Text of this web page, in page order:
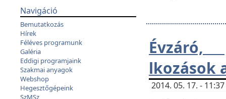
Navigáció
Bemutatkozás
Hírek
Féléves programunk
Galéria
Eddigi programjaink
Szakmai anyagok
Webshop
Hegesztőgépeink
SzMSz
Évzáró,
lkozások
2014. 05. 17. -